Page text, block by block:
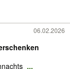
06.02.2026
...